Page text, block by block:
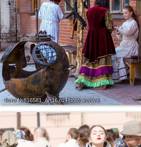
Фото №816581.Art16.ru Photo archive